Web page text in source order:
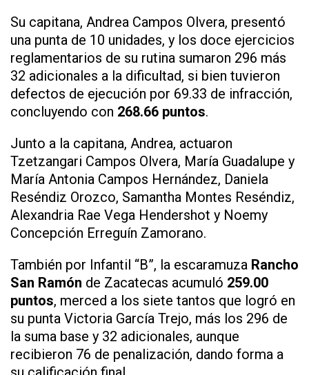
Su capitana, Andrea Campos Olvera, presentó
una punta de 10 unidades, y los doce ejercicios
reglamentarios de su rutina sumaron 296 más
32 adicionales a la dificultad, si bien tuvieron
defectos de ejecución por 69.33 de infracción,
concluyendo con 268.66 puntos.
Junto a la capitana, Andrea, actuaron
Tzetzangari Campos Olvera, María Guadalupe y
María Antonia Campos Hernández, Daniela
Reséndiz Orozco, Samantha Montes Reséndiz,
Alexandria Rae Vega Hendershot y Noemy
Concepción Erreguín Zamorano.
También por Infantil “B”, la escaramuza Rancho
San Ramón de Zacatecas acumuló 259.00
puntos, merced a los siete tantos que logró en
su punta Victoria García Trejo, más los 296 de
la suma base y 32 adicionales, aunque
recibieron 76 de penalización, dando forma a